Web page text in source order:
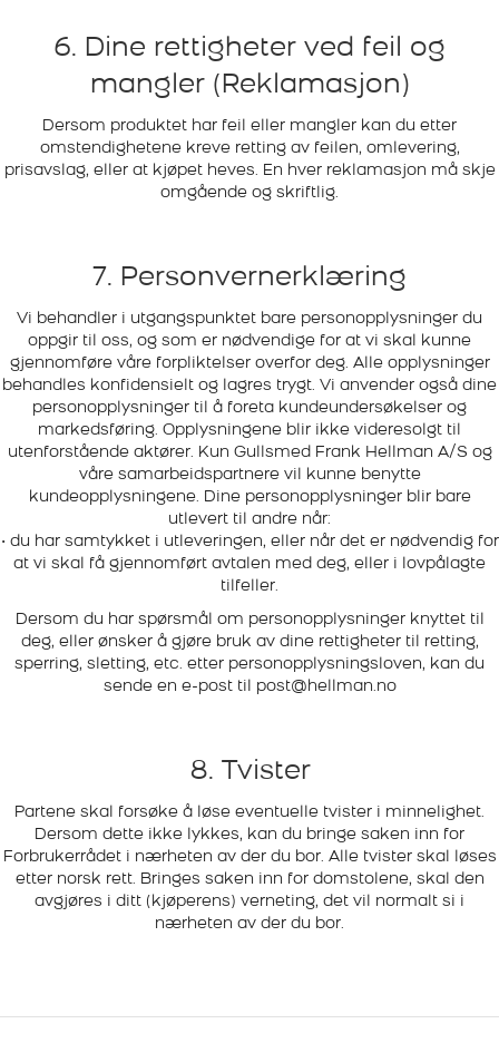
6. Dine rettigheter ved feil og
mangler (Reklamasjon)
Dersom produktet har feil eller mangler kan du etter
omstendighetene kreve retting av feilen, omlevering,
prisavslag, eller at kjøpet heves. En hver reklamasjon må skje
omgående og skriftlig.
7. Personvernerklæring
Vi behandler i utgangspunktet bare personopplysninger du
oppgir til oss, og som er nødvendige for at vi skal kunne
gjennomføre våre forpliktelser overfor deg. Alle opplysninger
behandles konfidensielt og lagres trygt. Vi anvender også dine
personopplysninger til å foreta kundeundersøkelser og
markedsføring. Opplysningene blir ikke videresolgt til
utenforstående aktører. Kun Gullsmed Frank Hellman A/S og
våre samarbeidspartnere vil kunne benytte
kundeopplysningene. Dine personopplysninger blir bare
utlevert til andre når:
• du har samtykket i utleveringen, eller når det er nødvendig for
at vi skal få gjennomført avtalen med deg, eller i lovpålagte
tilfeller.
Dersom du har spørsmål om personopplysninger knyttet til
deg, eller ønsker å gjøre bruk av dine rettigheter til retting,
sperring, sletting, etc. etter personopplysningsloven, kan du
sende en e-post til post@hellman.no
8. Tvister
Partene skal forsøke å løse eventuelle tvister i minnelighet.
Dersom dette ikke lykkes, kan du bringe saken inn for
Forbrukerrådet i nærheten av der du bor. Alle tvister skal løses
etter norsk rett. Bringes saken inn for domstolene, skal den
avgjøres i ditt (kjøperens) verneting, det vil normalt si i
nærheten av der du bor.